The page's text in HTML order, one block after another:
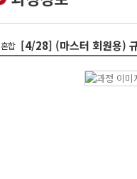
혼합 [4/28] (마스터 회원용)